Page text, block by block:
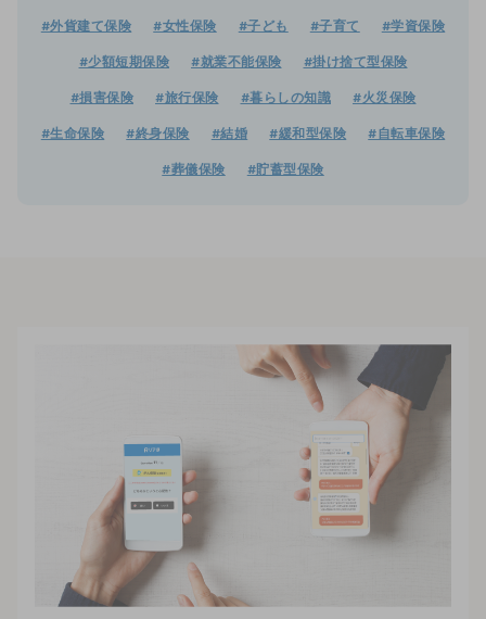
#外貨建て保険 #女性保険 #子ども #子育て #学資保険
#少額短期保険 #就業不能保険 #掛け捨て型保険
#損害保険 #旅行保険 #暮らしの知識 #火災保険
#生命保険 #終身保険 #結婚 #緩和型保険 #自転車保険
#葬儀保険 #貯蓄型保険